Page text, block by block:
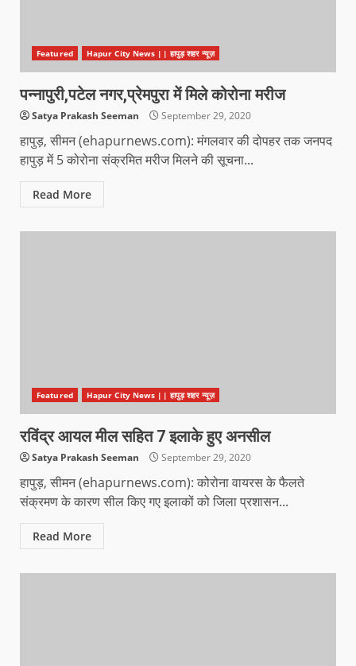
Featured Hapur City News || हापुड़ शहर न्यूज़
पन्नापुरी,पटेल नगर,प्रेमपुरा में मिले कोरोना मरीज
Satya Prakash Seeman September 29, 2020
हापुड़, सीमन (ehapurnews.com): मंगलवार की दोपहर तक जनपद
हापुड़ में 5 कोरोना संक्रमित मरीज मिलने की सूचना...
Read More
Featured Hapur City News || हापुड़ शहर न्यूज़
रविंद्र आयल मील सहित 7 इलाके हुए अनसील
Satya Prakash Seeman September 29, 2020
हापुड़, सीमन (ehapurnews.com): कोरोना वायरस के फैलते
संक्रमण के कारण सील किए गए इलाकों को जिला प्रशासन...
Read More